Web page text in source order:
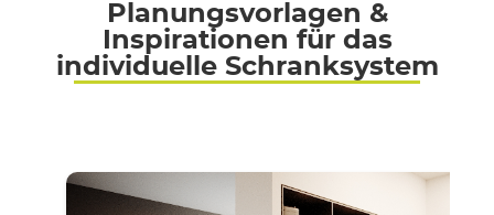
Planungsvorlagen &
Inspirationen für das
individuelle Schranksystem